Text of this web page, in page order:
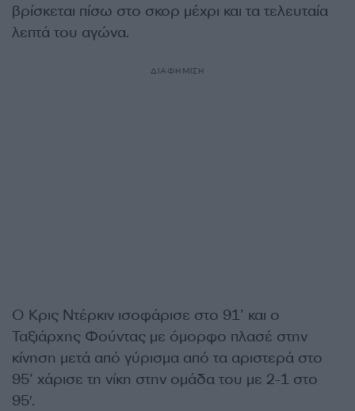
βρίσκεται πίσω στο σκορ μέχρι και τα τελευταία
λεπτά του αγώνα.
ΔΙΑΦΗΜΙΣΗ
Ο Κρις Ντέρκιν ισοφάρισε στο 91’ και ο
Ταξιάρχης Φούντας με όμορφο πλασέ στην
κίνηση μετά από γύρισμα από τα αριστερά στο
95’ χάρισε τη νίκη στην ομάδα του με 2-1 στο
95′.